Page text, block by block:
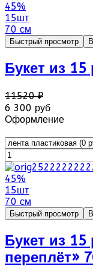
45%
15шт
70 см
Быстрый просмотр
Букет из
11520 ₽
6 300 руб
Оформление
45%
15шт
70 см
Быстрый просмотр
Букет из
переплёт»